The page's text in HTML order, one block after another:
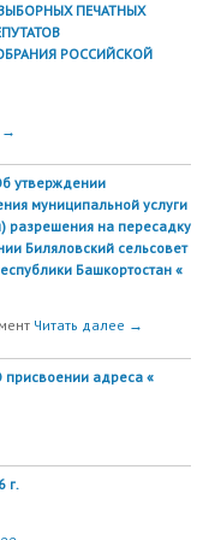
ПЕЧАТНЫХ
РОССИЙСКОЙ
→
утверждении
муниципальной услуги
разрешения на пересадку
Биляловский сельсовет
Башкортостан «
Читать далее →
адреса «
г.